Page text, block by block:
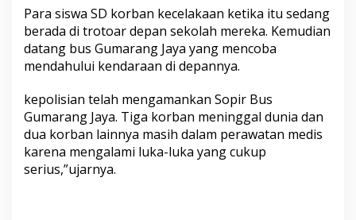
h
D
a
s
a
K
o
r
b
a
Para siswa SD korban kecelakaan ketika itu sedang
berada di trotoar depan sekolah mereka. Kemudian
datang bus Gumarang Jaya yang mencoba
mendahului kendaraan di depannya.
kepolisian telah mengamankan Sopir Bus
Gumarang Jaya. Tiga korban meninggal dunia dan
dua korban lainnya masih dalam perawatan medis
karena mengalami luka-luka yang cukup
serius,”ujarnya.